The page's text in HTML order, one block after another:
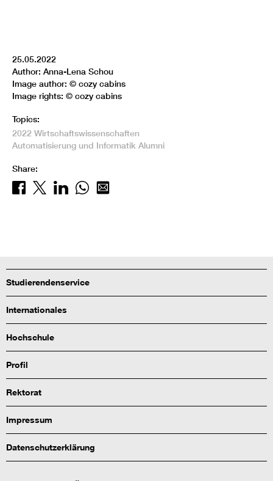
25.05.2022
Author: Anna-Lena Schou
Image author: © cozy cabins
Image rights: © cozy cabins
Topics:
2022 Wirtschaftswissenschaften
Automatisierung und Informatik Alumni
Share:
Studierendenservice
Internationales
Hochschule
Profil
Rektorat
Impressum
Datenschutzerklärung